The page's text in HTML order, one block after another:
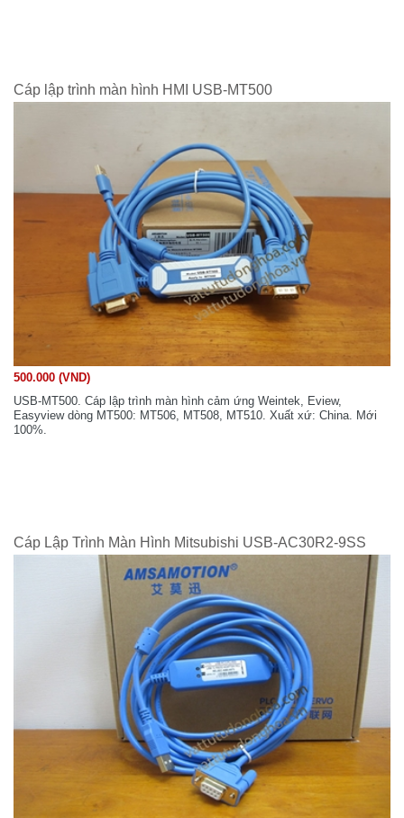
Cáp lập trình màn hình HMI USB-MT500
500.000 (VND)
USB-MT500. Cáp lập trình màn hình cảm ứng Weintek, Eview,
Easyview dòng MT500: MT506, MT508, MT510. Xuất xứ: China. Mới
100%.
Cáp Lập Trình Màn Hình Mitsubishi USB-AC30R2-9SS